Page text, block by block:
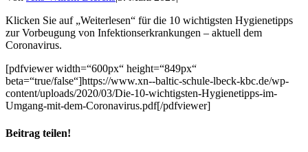
Klicken Sie auf „Weiterlesen“ für die 10 wichtigsten Hygienetipps
zur Vorbeugung von Infektionserkrankungen – aktuell dem
Coronavirus.
[pdfviewer width=“600px“ height=“849px“
beta=“true/false“]https://www.xn--baltic-schule-lbeck-kbc.de/wp-
content/uploads/2020/03/Die-10-wichtigsten-Hygienetipps-im-
Umgang-mit-dem-Coronavirus.pdf[/pdfviewer]
Beitrag teilen!